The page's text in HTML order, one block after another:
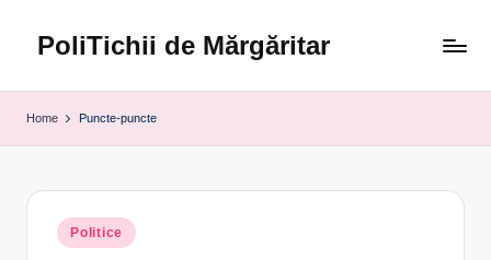
PoliTichii de Mărgăritar
Home Puncte-puncte
Posted
in
Politice